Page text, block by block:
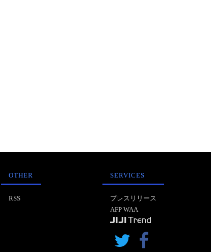
OTHER
RSS
SERVICES
プレスリリース
AFP WAA